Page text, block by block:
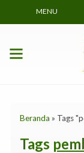
MENU
Beranda » Tags
Tags